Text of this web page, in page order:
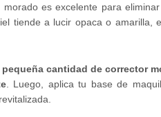
morado es excelente para
tiende a lucir opaca o amarilla,
cantidad de corrector
. Luego, aplica tu base de